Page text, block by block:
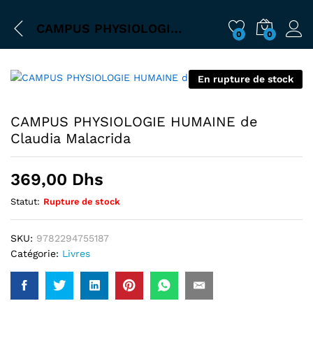
CAMPUS PHYSIOLOGIE HUMAINE de Claudia Malacrida 0 0
En rupture de stock
CAMPUS PHYSIOLOGIE HUMAINE de
Claudia Malacrida
369,00 Dhs
Statut: Rupture de stock
SKU: 9782294755187
Catégorie: Livres